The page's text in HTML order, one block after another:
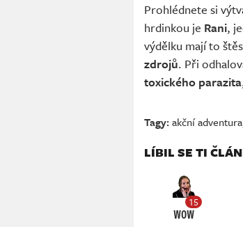
Prohlédnete si
hrdinkou je Rani,
výdělku mají to
zdrojů. Při
toxického parazita
Tagy:akční adventura
LÍBIL SE TI
15
WOW